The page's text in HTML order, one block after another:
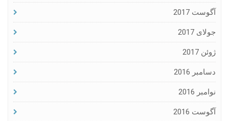
آگوست 2017
جولای 2017
ژوئن 2017
دسامبر 2016
نوامبر 2016
آگوست 2016